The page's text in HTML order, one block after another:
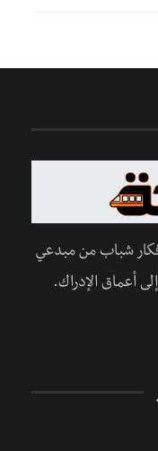
شباب من مبدعي
أعماق الإدراك.